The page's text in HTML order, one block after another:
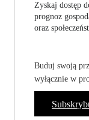
Zyskaj dostęp
prognoz
oraz
Buduj swoją
wyłącznie w